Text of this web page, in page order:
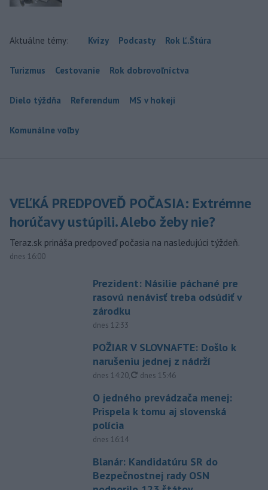
Aktuálne témy: Kvízy Podcasty Rok Ľ.Štúra
Turizmus Cestovanie Rok dobrovoľníctva
Dielo týždňa Referendum MS v hokeji
Komunálne voľby
VEĽKÁ PREDPOVEĎ POČASIA: Extrémne
horúčavy ustúpili. Alebo žeby nie?
Teraz.sk prináša predpoveď počasia na nasledujúci týždeň.
dnes 16:00
Prezident: Násilie páchané pre
rasovú nenávisť treba odsúdiť v
zárodku
dnes 12:33
POŽIAR V SLOVNAFTE: Došlo k
narušeniu jednej z nádrží
dnes 14:20, aktualizované
dnes 15:46
O jedného prevádzača menej:
Prispela k tomu aj slovenská
polícia
dnes 16:14
Blanár: Kandidatúru SR do
Bezpečnostnej rady OSN